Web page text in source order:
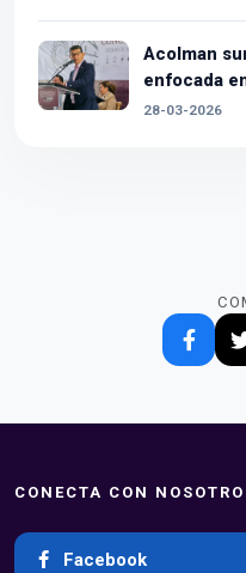
Acolman
enfocada
28-03-2026
CONECTA CON
Facebook